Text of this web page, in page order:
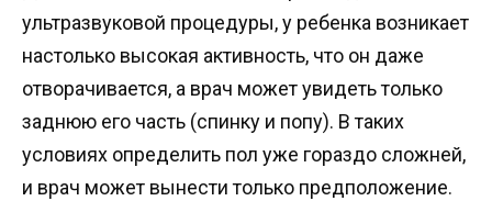
ультразвуковой процедуры, у ребенка возникает
настолько высокая активность, что он даже
отворачивается, а врач может увидеть только
заднюю его часть (спинку и попу). В таких
условиях определить пол уже гораздо сложней,
и врач может вынести только предположение.